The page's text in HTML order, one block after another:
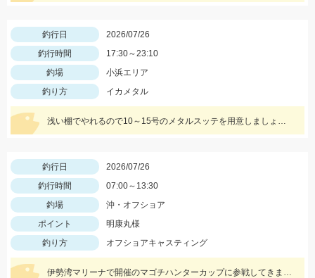
釣行日
2026/07/26
釣行時間
17:30～23:10
釣場
小浜エリア
釣り方
イカメタル
浅い棚でやれるので10～15号のメタルスッテを用意しましょう！カラーはピンクが良く当たりました！
釣行日
2026/07/26
釣行時間
07:00～13:30
釣場
沖・オフショア
ポイント
明康丸様
釣り方
オフショアキャスティング
伊勢湾マリーナで開催のマゴチハンターカップに参戦してきました！ ヒットルアーはイージーラボ、水波、DUOジャンゴ、ドライブSSギルなど。